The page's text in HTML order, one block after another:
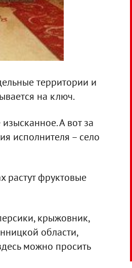
территории и
на ключ.
А вот за
исполнителя – село
растут фруктовые
крыжовник,
области,
можно просить